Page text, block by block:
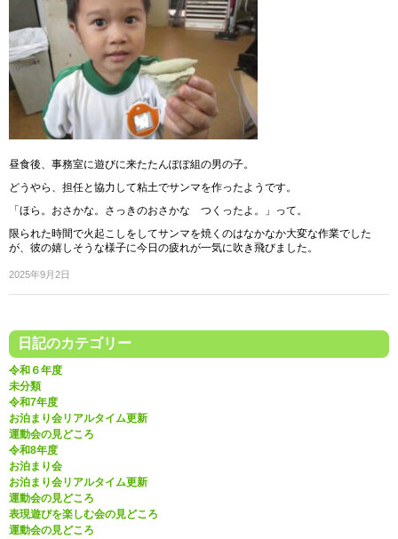
昼食後、事務室に遊びに来たたんぽぽ組の男の子。
どうやら、担任と協力して粘土でサンマを作ったようです。
「ほら。おさかな。さっきのおさかな つくったよ。」って。
限られた時間で火起こしをしてサンマを焼くのはなかなか大変な作業でした
が、彼の嬉しそうな様子に今日の疲れが一気に吹き飛びました。
2025年9月2日
日記のカテゴリー
令和６年度
未分類
令和7年度
お泊まり会リアルタイム更新
運動会の見どころ
令和8年度
お泊まり会
お泊まり会リアルタイム更新
運動会の見どころ
表現遊びを楽しむ会の見どころ
運動会の見どころ